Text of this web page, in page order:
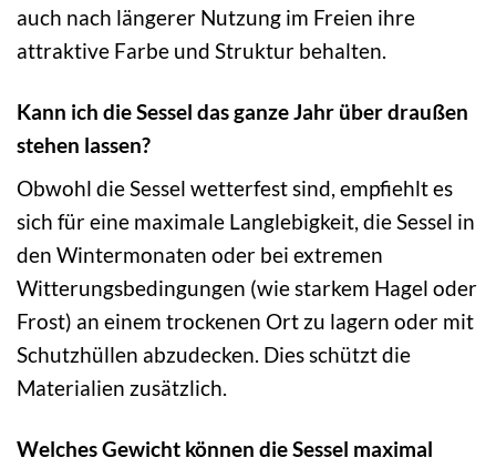
auch nach längerer Nutzung im Freien ihre
attraktive Farbe und Struktur behalten.
Kann ich die Sessel das ganze Jahr über draußen
stehen lassen?
Obwohl die Sessel wetterfest sind, empfiehlt es
sich für eine maximale Langlebigkeit, die Sessel in
den Wintermonaten oder bei extremen
Witterungsbedingungen (wie starkem Hagel oder
Frost) an einem trockenen Ort zu lagern oder mit
Schutzhüllen abzudecken. Dies schützt die
Materialien zusätzlich.
Welches Gewicht können die Sessel maximal